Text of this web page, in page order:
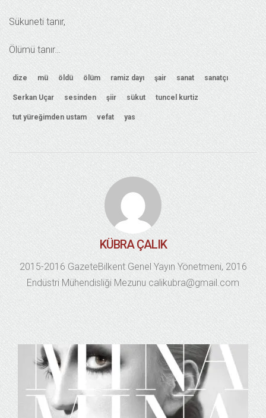
Sükuneti tanır,
Ölümü tanır…
dize mü öldü ölüm ramiz dayı şair sanat sanatçı
Serkan Uçar sesinden şiir sükut tuncel kurtiz
tut yüreğimden ustam vefat yas
KÜBRA ÇALIK
2015-2016 GazeteBilkent Genel Yayın Yönetmeni, 2016
Endüstri Mühendisliği Mezunu calikubra@gmail.com